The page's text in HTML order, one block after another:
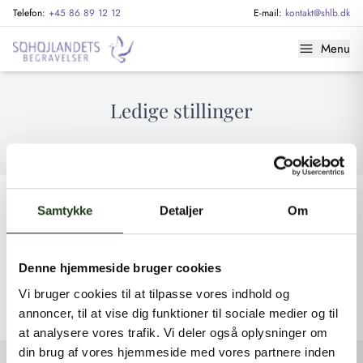
Samtykke Detaljer Om
Denne hjemmeside bruger cookies
Vi bruger cookies til at tilpasse vores indhold og
annoncer, til at vise dig funktioner til sociale medier og til
at analysere vores trafik. Vi deler også oplysninger om
din brug af vores hjemmeside med vores partnere inden
Telefon: +45 86 89 12 12 E-mail: kontakt@shlb.dk
Menu
Ledige stillinger
Der er i øjeblikket ingen ledige stillinger.
Ønsker du at sende en uopfordret ansøgning, kan du kontakte os på
kontakt@shlb.dk
. Har du spørgsmål, er du velkommen til at ringe til
os på+45 86 89 12 12.